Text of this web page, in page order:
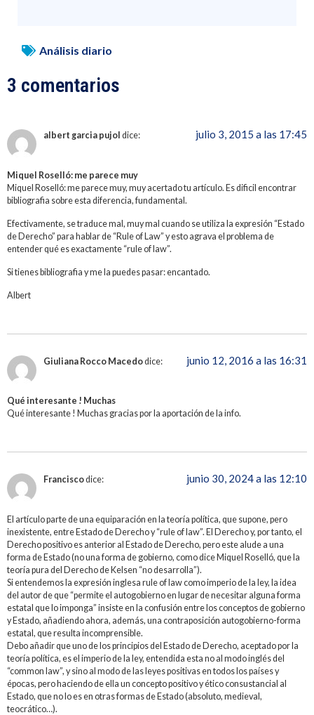
Análisis diario
3 comentarios
albert garcia pujol dice: julio 3, 2015 a las 17:45
Miquel Roselló: me parece muy
Miquel Roselló: me parece muy, muy acertado tu artículo. Es dificil encontrar
bibliografia sobre esta diferencia, fundamental.
Efectivamente, se traduce mal, muy mal cuando se utiliza la expresión “Estado
de Derecho” para hablar de “Rule of Law” y esto agrava el problema de
entender qué es exactamente “rule of law”.
Si tienes bibliografia y me la puedes pasar: encantado.
Albert
Giuliana Rocco Macedodice: junio 12, 2016 a las 16:31
Qué interesante ! Muchas
Qué interesante ! Muchas gracias por la aportación de la info.
Franciscodice: junio 30, 2024 a las 12:10
El artículo parte de una equiparación en la teoría política, que supone, pero
inexistente, entre Estado de Derecho y “rule of law”. El Derecho y, por tanto, el
Derecho positivo es anterior al Estado de Derecho, pero este alude a una
forma de Estado (no una forma de gobierno, como dice Miquel Roselló, que la
teoría pura del Derecho de Kelsen “no desarrolla”).
Si entendemos la expresión inglesa rule of law como imperio de la ley, la idea
del autor de que “permite el autogobierno en lugar de necesitar alguna forma
estatal que lo imponga” insiste en la confusión entre los conceptos de gobierno
y Estado, añadiendo ahora, además, una contraposición autogobierno-forma
estatal, que resulta incomprensible.
Debo añadir que uno de los principios del Estado de Derecho, aceptado por la
teoría política, es el imperio de la ley, entendida esta no al modo inglés del
“common law”, y sino al modo de las leyes positivas en todos los países y
épocas, pero haciendo de ella un concepto positivo y ético consustancial al
Estado, que no lo es en otras formas de Estado (absoluto, medieval,
teocrático…).